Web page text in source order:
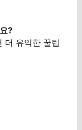
?
더 유익한 꿀팁